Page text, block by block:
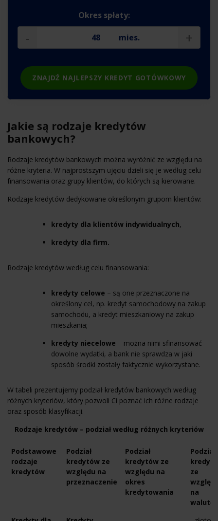
Okres spłaty:
- mies. +
ZNAJDŹ NAJLEPSZY KREDYT GOTÓWKOWY
Jakie są rodzaje kredytów
bankowych?
Rodzaje kredytów bankowych można wyróżnić ze względu na
różne kryteria. W najprostszym ujęciu dzieli się je według celu
finansowania oraz grupy klientów, do których są kierowane.
Rodzaje kredytów dedykowane określonym grupom klientów:
kredyty dla klientów indywidualnych,
kredyty dla firm.
Rodzaje kredytów według celu finansowania:
kredyty celowe – są one przeznaczone na
określony cel, np. kredyt samochodowy na zakup
samochodu, a kredyt mieszkaniowy na zakup
mieszkania;
kredyty niecelowe – można nimi sfinansować
dowolne wydatki, a bank nie sprawdza w jaki
sposób środki zostały faktycznie wykorzystane.
W tabeli prezentujemy podział kredytów bankowych według
różnych kryteriów, który pozwoli Ci poznać ich różne rodzaje
oraz sposób klasyfikacji.
Rodzaje kredytów – podział według różnych kryteriów
Podstawowe
rodzaje
kredytów
Podział
kredytów ze
względu na
przeznaczenie
Podział
kredytów ze
względu na
okres
kredytowania
Podział
ze
na
walutę